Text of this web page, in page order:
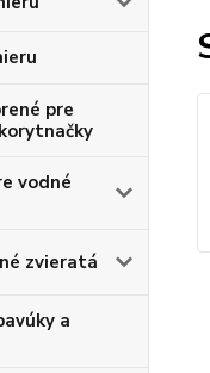
pre
vodné
zvieratá
a